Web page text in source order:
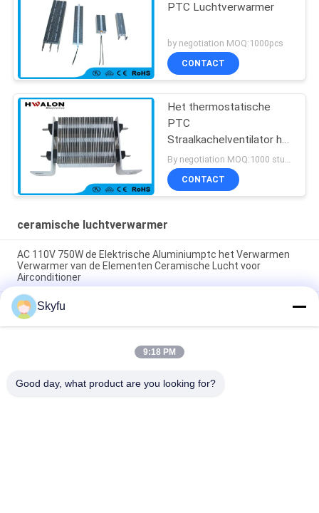
PTC Luchtverwarmer
by negotiation MOQ:1000pcs
CONTACT
Het thermostatische
PTC
Straalkachelventilator het
Verwarmen Gebruik van
de Elementen380v
Airconditioner
CONTACT
ceramische luchtverwarmer
AC 110V 750W de Elektrische Aluminiumptc het Verwarmen
Verwarmer van de Elementen Ceramische Lucht voor
Airconditioner
Efficiënte PTC Ceramische Luchtverwarmer voor de
Verwarmer van de Douchebijlage/Keuken Warmere Verwarmer
Ce-PTC van de Goedkeurings Hoge Nauwkeurigheid
Ceramische Verwarmer 500w 110v 220V 240V voor
Skyfu
9:18 PM
Good day, what product are you looking for?